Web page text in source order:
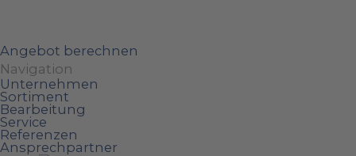
Angebot berechnen
Navigation
Unternehmen
Sortiment
Bearbeitung
Service
Referenzen
Ansprechpartner